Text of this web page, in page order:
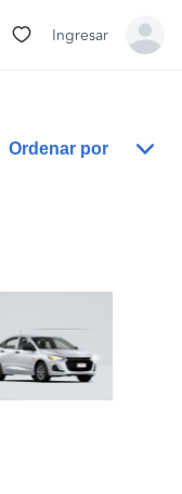
Ingresar
Ordenar por